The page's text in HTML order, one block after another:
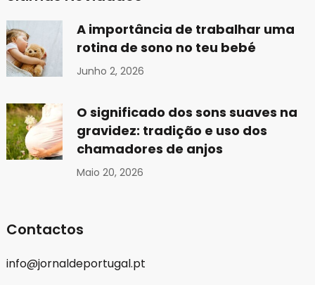
A importância de trabalhar uma
rotina de sono no teu bebé
Junho 2, 2026
O significado dos sons suaves na
gravidez: tradição e uso dos
chamadores de anjos
Maio 20, 2026
Contactos
info@jornaldeportugal.pt